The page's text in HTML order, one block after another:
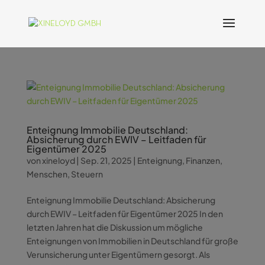
Enteignung Immobilie Deutschland:
Absicherung durch EWIV – Leitfaden für
Eigentümer 2025
vonxineloyd| Sep. 21, 2025 | Enteignung, Finanzen,
Menschen, Steuern
Enteignung Immobilie Deutschland: Absicherung
durch EWIV – Leitfaden für Eigentümer 2025 In den
letzten Jahren hat die Diskussion um mögliche
Enteignungen von Immobilien in Deutschland für große
Verunsicherung unter Eigentümern gesorgt. Als